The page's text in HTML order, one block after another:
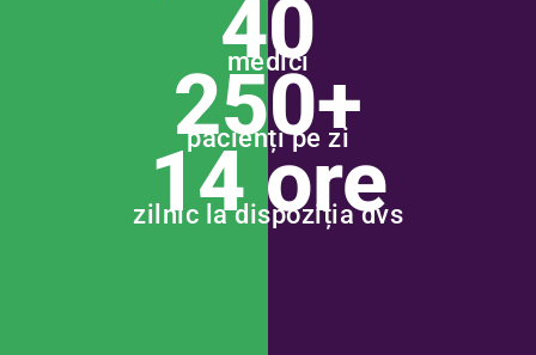
40
medici
250+
pacienți pe zi
14 ore
zilnic la dispoziția dvs